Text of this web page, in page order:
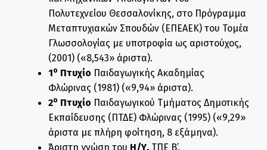
Πολυτεχνείου Θεσσαλονίκης, στο Πρόγραμμα
Μεταπτυχιακών Σπουδών (ΕΠΕΑΕΚ) του Τομέα
Γλωσσολογίας με υποτροφία ως αριστούχος,
(2001) («8,543» άριστα).
1ο Πτυχίο Παιδαγωγικής Ακαδημίας
Φλώρινας (1981) («9,94» άριστα).
2ο Πτυχίο Παιδαγωγικού Τμήματος Δημοτικής
Εκπαίδευσης (ΠΤΔΕ) Φλώρινας (1995) («9,29»
άριστα με πλήρη φοίτηση, 8 εξάμηνα).
Άριστη γνώση του Η/Υ, ΤΠΕ Β’.